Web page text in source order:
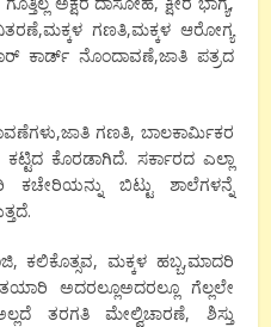
ಗಣತಿ,ಮಕ್ಕಳ ಆರೋಗ್ಯ
ಕಾರ್ಡ್ ನೊಂದಾವಣೆ,ಜಾತಿ ಪತ್ರದ
ಗಣತಿ, ಬಾಲಕಾರ್ಮಿಕರ
ಕೊರಡಾಗಿದೆ. ಸರ್ಕಾರದ ಎಲ್ಲಾ
ಕಚೇರಿಯನ್ನು ಬಿಟ್ಟು ಶಾಲೆಗಳನ್ನೆ
ಕಲಿಕೊತ್ಸವ, ಮಕ್ಕಳ ಹಬ್ಬ,ಮಾದರಿ
ಅದರಲ್ಲೂಅದರಲ್ಲೂ ಗೆಲ್ಲಲೇ
ತರಗತಿ ಮೇಲ್ವಿಚಾರಣೆ, ಶಿಸ್ತು